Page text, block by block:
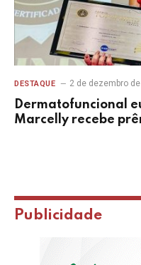
DESTAQUE 2 de dezembro
Dermatofuncional
Marcelly recebe
Publicidade